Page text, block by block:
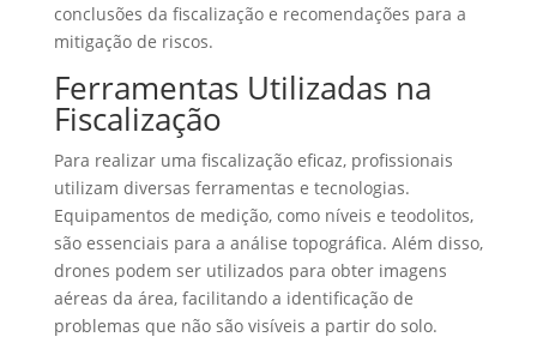
conclusões da fiscalização e recomendações para a
mitigação de riscos.
Ferramentas Utilizadas na
Fiscalização
Para realizar uma fiscalização eficaz, profissionais
utilizam diversas ferramentas e tecnologias.
Equipamentos de medição, como níveis e teodolitos,
são essenciais para a análise topográfica. Além disso,
drones podem ser utilizados para obter imagens
aéreas da área, facilitando a identificação de
problemas que não são visíveis a partir do solo.